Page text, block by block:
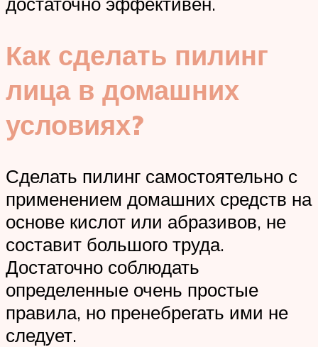
Как сделать пилинг
лица в домашних
условиях?
Сделать пилинг самостоятельно с
применением домашних средств на
основе кислот или абразивов, не
составит большого труда.
Достаточно соблюдать
определенные очень простые
правила, но пренебрегать ими не
следует.